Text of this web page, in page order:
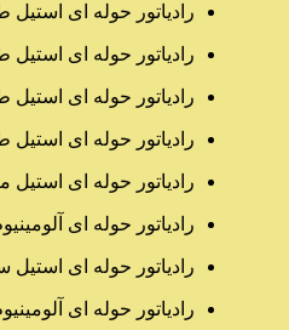
رادیاتور حوله ای استیل
رادیاتور حوله ای استیل
رادیاتور حوله ای
رادیاتور حوله ای استیل
رادیاتور حوله ای
رادیاتور حوله ای
رادیاتور حوله ای
رادیاتور حوله ای